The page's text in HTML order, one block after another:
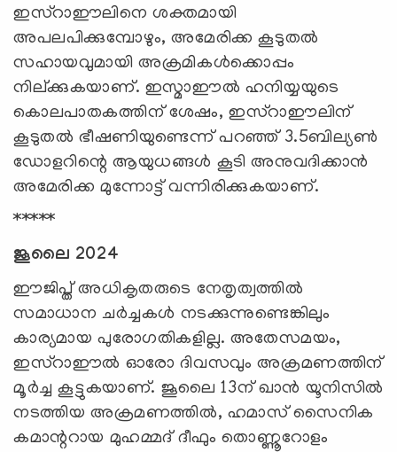
ഇസ്റാഈലിനെ ശക്തമായി
അപലപിക്കുമ്പോഴും, അമേരിക്ക കൂടുതല്‍
സഹായവുമായി അക്രമികള്‍ക്കൊപ്പം
നില്ക്കുകയാണ്. ഇസ്മാഈല്‍ ഹനിയ്യയുടെ
കൊലപാതകത്തിന് ശേഷം, ഇസ്റാഈലിന്
കൂടുതല്‍ ഭീഷണിയുണ്ടെന്ന് പറഞ്ഞ് 3.5ബില്യണ്‍
ഡോളറിന്റെ ആയുധങ്ങള്‍ കൂടി അനുവദിക്കാന്‍
അമേരിക്ക മുന്നോട്ട് വന്നിരിക്കുകയാണ്.
*****
ജൂലൈ 2024
ഈജിപ്ത് അധികൃതരുടെ നേതൃത്വത്തില്‍
സമാധാന ചര്‍ച്ചകള്‍ നടക്കുന്നുണ്ടെങ്കിലും
കാര്യമായ പുരോഗതികളില്ല. അതേസമയം,
ഇസ്റാഈല്‍ ഓരോ ദിവസവും അക്രമണത്തിന്
മൂര്‍ച്ച കൂട്ടുകയാണ്. ജൂലൈ 13ന് ഖാന്‍ യൂനിസില്‍
നടത്തിയ അക്രമണത്തില്‍, ഹമാസ് സൈനിക
കമാന്ററായ മുഹമ്മദ് ദീഫും തൊണ്ണൂറോളം